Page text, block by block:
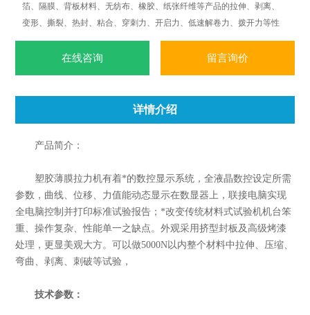
箔、隔膜、背板材料、无纺布、橡胶、纸张纤维等产品的拉伸、剥离、
变形、撕裂、热封、粘合、穿刺力、开启力、低速解卷力、拨开力等性
能测试。
在线咨询 留言询价
详情介绍
产品简介：
塑胶薄膜拉力机有着*的数控显示系统，全液晶数控设定所需
参数，曲线、位移、力值能动态显示在数显器上，联接电脑实现
全电脑控制并打印标准试验报告；*改变传统材料式试验机机台笨
重、操作复杂、性能单一之缺点。外观采用挤型封板及高级烤漆
处理，更显美观大方。可以做5000N以内整个材料中拉伸、压缩、
弯曲、剥离、刺破等试验，
技术参数：